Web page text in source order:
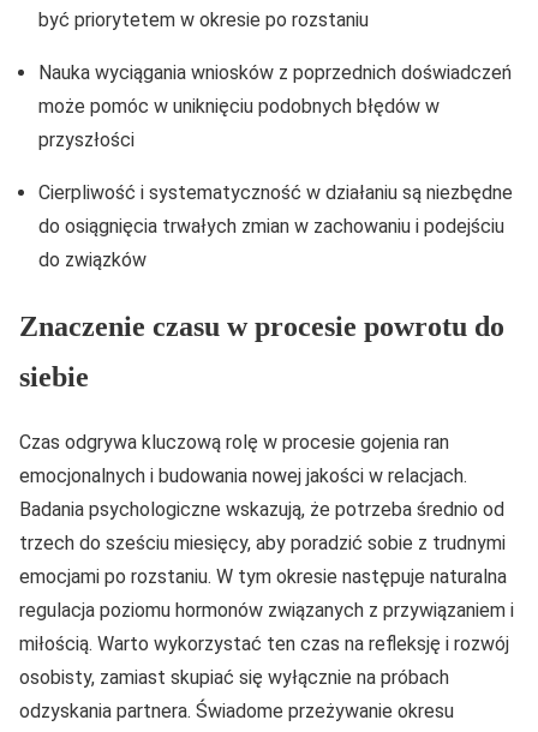
być priorytetem w okresie po rozstaniu
Nauka wyciągania wniosków z poprzednich doświadczeń
może pomóc w uniknięciu podobnych błędów w
przyszłości
Cierpliwość i systematyczność w działaniu są niezbędne
do osiągnięcia trwałych zmian w zachowaniu i podejściu
do związków
Znaczenie czasu w procesie powrotu do
siebie
Czas odgrywa kluczową rolę w procesie gojenia ran
emocjonalnych i budowania nowej jakości w relacjach.
Badania psychologiczne wskazują, że potrzeba średnio od
trzech do sześciu miesięcy, aby poradzić sobie z trudnymi
emocjami po rozstaniu. W tym okresie następuje naturalna
regulacja poziomu hormonów związanych z przywiązaniem i
miłością. Warto wykorzystać ten czas na refleksję i rozwój
osobisty, zamiast skupiać się wyłącznie na próbach
odzyskania partnera. Świadome przeżywanie okresu